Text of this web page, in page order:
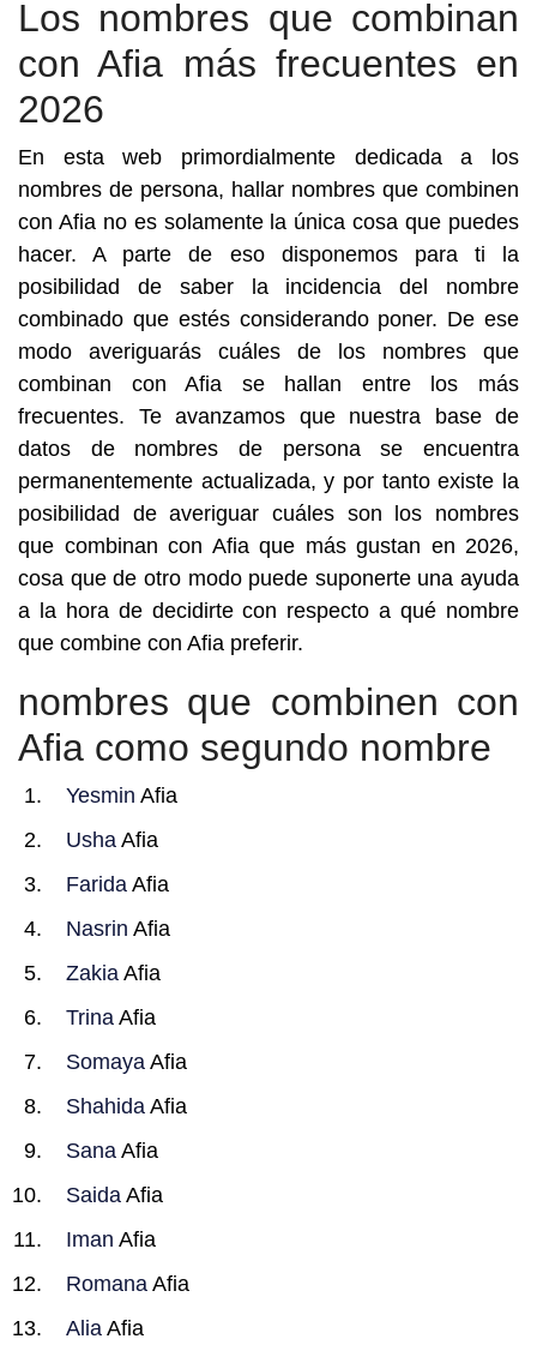
Los nombres que combinan
con Afia más frecuentes en
2026
En esta web primordialmente dedicada a los
nombres de persona, hallar nombres que combinen
con Afia no es solamente la única cosa que puedes
hacer. A parte de eso disponemos para ti la
posibilidad de saber la incidencia del nombre
combinado que estés considerando poner. De ese
modo averiguarás cuáles de los nombres que
combinan con Afia se hallan entre los más
frecuentes. Te avanzamos que nuestra base de
datos de nombres de persona se encuentra
permanentemente actualizada, y por tanto existe la
posibilidad de averiguar cuáles son los nombres
que combinan con Afia que más gustan en 2026,
cosa que de otro modo puede suponerte una ayuda
a la hora de decidirte con respecto a qué nombre
que combine con Afia preferir.
nombres que combinen con
Afia como segundo nombre
Yesmin Afia
Usha Afia
Farida Afia
Nasrin Afia
Zakia Afia
Trina Afia
Somaya Afia
Shahida Afia
Sana Afia
Saida Afia
Iman Afia
Romana Afia
Alia Afia